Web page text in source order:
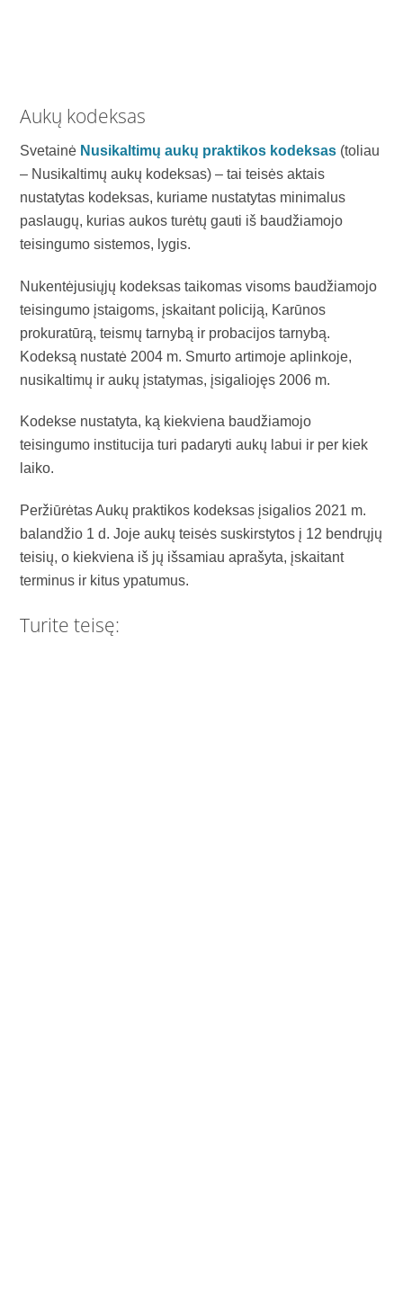
Aukų kodeksas
Svetainė Nusikaltimų aukų praktikos kodeksas (toliau
– Nusikaltimų aukų kodeksas) – tai teisės aktais
nustatytas kodeksas, kuriame nustatytas minimalus
paslaugų, kurias aukos turėtų gauti iš baudžiamojo
teisingumo sistemos, lygis.
Nukentėjusiųjų kodeksas taikomas visoms baudžiamojo
teisingumo įstaigoms, įskaitant policiją, Karūnos
prokuratūrą, teismų tarnybą ir probacijos tarnybą.
Kodeksą nustatė 2004 m. Smurto artimoje aplinkoje,
nusikaltimų ir aukų įstatymas, įsigaliojęs 2006 m.
Kodekse nustatyta, ką kiekviena baudžiamojo
teisingumo institucija turi padaryti aukų labui ir per kiek
laiko.
Peržiūrėtas Aukų praktikos kodeksas įsigalios 2021 m.
balandžio 1 d. Joje aukų teisės suskirstytos į 12 bendrųjų
teisių, o kiekviena iš jų išsamiau aprašyta, įskaitant
terminus ir kitus ypatumus.
Turite teisę: